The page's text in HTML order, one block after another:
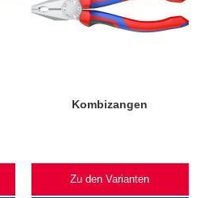
Kombizangen
Zu den Varianten